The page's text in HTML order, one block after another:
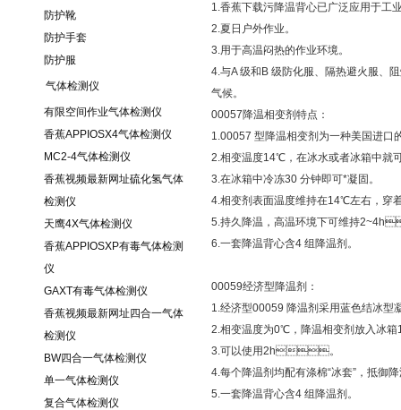
防护靴
防护手套
防护服
气体检测仪
有限空间作业气体检测仪
香蕉APPIOSX4气体检测仪
MC2-4气体检测仪
香蕉视频最新网址硫化氢气体
检测仪
天鹰4X气体检测仪
香蕉APPIOSXP有毒气体检测
仪
GAXT有毒气体检测仪
香蕉视频最新网址四合一气体
检测仪
BW四合一气体检测仪
单一气体检测仪
复合气体检测仪
1.香蕉下载污降温背心已广泛应用于工业生
2.夏日户外作业。
3.用于高温闷热的作业环境。
4.与A 级和B 级防化服、隔热避火服、
气候。
00057降温相变剂特点：
1.00057 型降温相变剂为一种美国进口的
2.相变温度14℃，在冰水或者冰箱中就可
3.在冰箱中冷冻30 分钟即可*凝固。
4.相变剂表面温度维持在14℃左右，穿着
5.持久降温，高温环境下可维持
6.一套降温背心含4 组降温剂。
00059经济型降温剂：
1.经济型00059 降温剂采用蓝色结冰型凝
2.相变温度为0℃，降温相变剂放入冰箱
3.可以使用2h。
4.每个降温剂均配有涤棉“冰套”，抵御降
5.一套降温背心含4 组降温剂。